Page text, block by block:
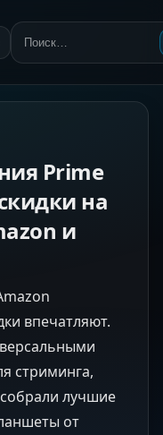
Поиск:
Prime
на
и
впечатляют.
стриминга,
лучшие
от